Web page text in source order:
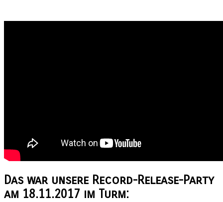
Das war unsere Record-Release-Party
am 18.11.2017 im Turm: